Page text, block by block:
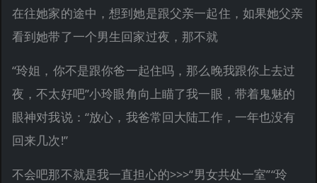
在往她家的途中，想到她是跟父亲一起住，如果她父亲
看到她带了一个男生回家过夜，那不就
“玲姐，你不是跟你爸一起住吗，那么晚我跟你上去过
夜，不太好吧”小玲眼角向上瞄了我一眼，带着鬼魅的
眼神对我说：“放心，我爸常回大陆工作，一年也没有
回来几次!”
不会吧那不就是我一直担心的>>>“男女共处一室”“玲